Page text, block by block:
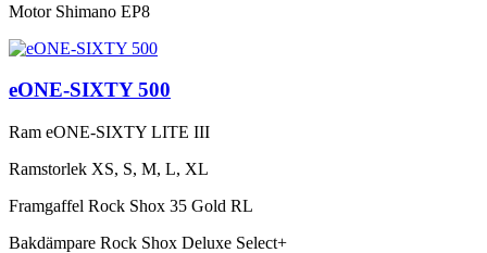
Motor Shimano EP8
eONE-SIXTY 500
Ram eONE-SIXTY LITE III
Ramstorlek XS, S, M, L, XL
Framgaffel Rock Shox 35 Gold RL
Bakdämpare Rock Shox Deluxe Select+